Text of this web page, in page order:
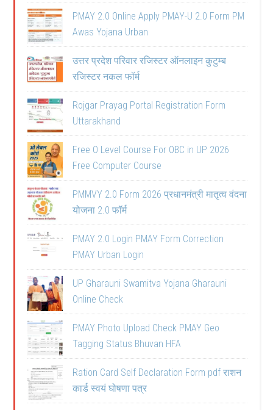
PMAY 2.0 Online Apply PMAY-U 2.0 Form PM
Awas Yojana Urban
उत्तर प्रदेश परिवार रजिस्टर ऑनलाइन कुटुम्ब
रजिस्टर नकल फॉर्म
Rojgar Prayag Portal Registration Form
Uttarakhand
Free O Level Course For OBC in UP 2026
Free Computer Course
PMMVY 2.0 Form 2026 प्रधानमंत्री मातृत्व वंदना
योजना 2.0 फॉर्म
PMAY 2.0 Login PMAY Form Correction
PMAY Urban Login
UP Gharauni Swamitva Yojana Gharauni
Online Check
PMAY Photo Upload Check PMAY Geo
Tagging Status Bhuvan HFA
Ration Card Self Declaration Form pdf राशन
कार्ड स्वयं घोषणा पत्र